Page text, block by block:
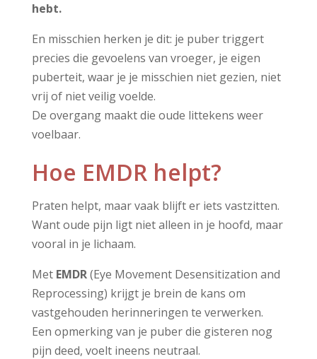
hebt.
En misschien herken je dit: je puber triggert
precies die gevoelens van vroeger, je eigen
puberteit, waar je je misschien niet gezien, niet
vrij of niet veilig voelde.
De overgang maakt die oude littekens weer
voelbaar.
Hoe EMDR helpt?
Praten helpt, maar vaak blijft er iets vastzitten.
Want oude pijn ligt niet alleen in je hoofd, maar
vooral in je lichaam.
Met EMDR(Eye Movement Desensitization and
Reprocessing) krijgt je brein de kans om
vastgehouden herinneringen te verwerken.
Een opmerking van je puber die gisteren nog
pijn deed, voelt ineens neutraal.